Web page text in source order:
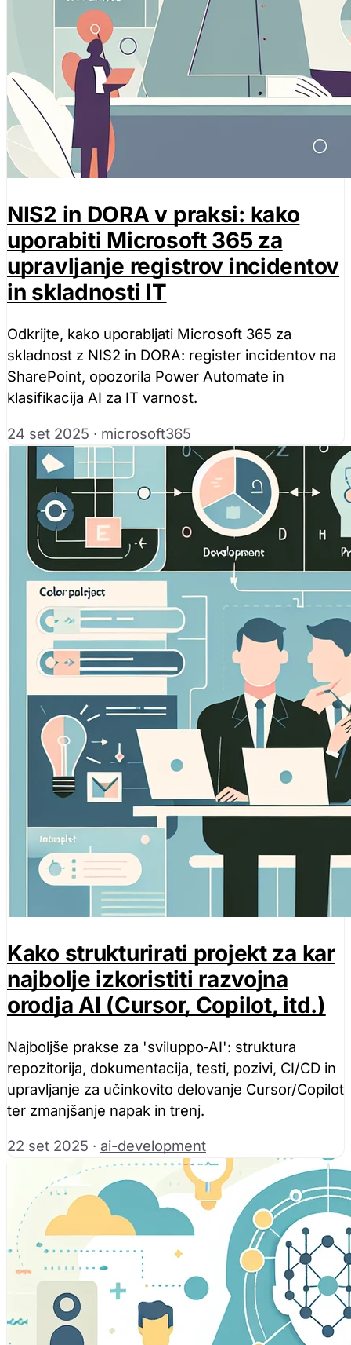
NIS2 in DORA v praksi: kako
uporabiti Microsoft 365 za
upravljanje registrov incidentov
in skladnosti IT
Odkrijte, kako uporabljati Microsoft 365 za
skladnost z NIS2 in DORA: register incidentov na
SharePoint, opozorila Power Automate in
klasifikacija AI za IT varnost.
24 set 2025 · microsoft365
Kako strukturirati projekt za kar
najbolje izkoristiti razvojna
orodja AI (Cursor, Copilot, itd.)
Najboljše prakse za 'sviluppo‑AI': struktura
repozitorija, dokumentacija, testi, pozivi, CI/CD in
upravljanje za učinkovito delovanje Cursor/Copilot
ter zmanjšanje napak in trenj.
22 set 2025 · ai-development